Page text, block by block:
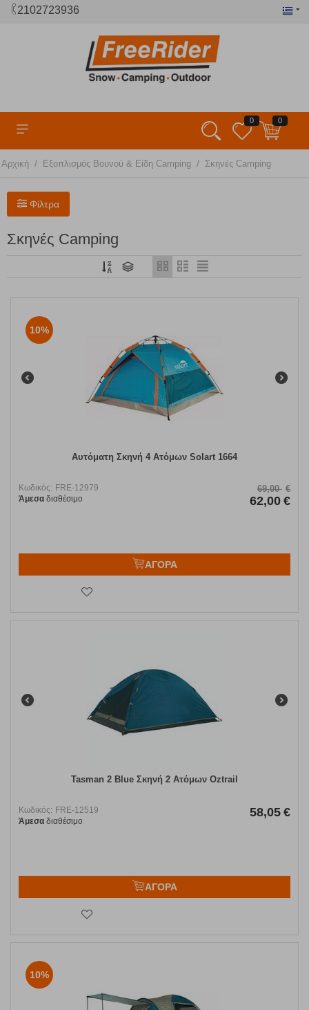
2102723936
0 0
Αρχική / Εξοπλισμός Βουνού & Είδη Camping / Σκηνές Camping
Φίλτρα
Σκηνές Camping
10%
Αυτόματη Σκηνή 4 Ατόμων Solart 1664
Κωδικός: FRE-12979
Άμεσα διαθέσιμο
69,00 €
62,00 €
ΑΓΟΡΑ
Tasman 2 Blue Σκηνή 2 Ατόμων Oztrail
Κωδικός: FRE-12519
Άμεσα διαθέσιμο
58,05 €
ΑΓΟΡΑ
10%